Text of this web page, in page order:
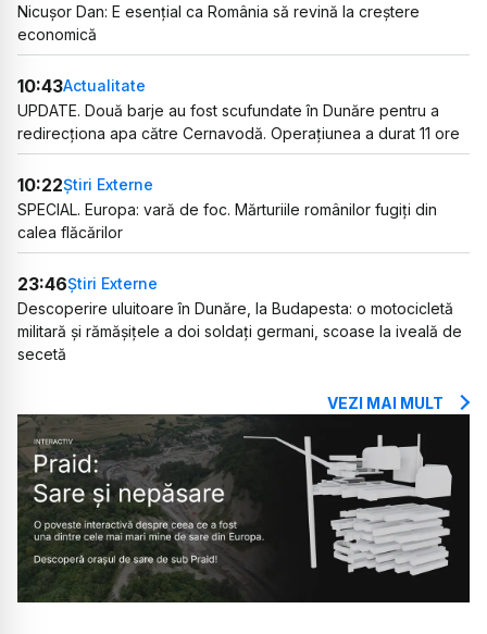
Nicușor Dan: E esențial ca România să revină la creștere
economică
10:43Actualitate
UPDATE. Două barje au fost scufundate în Dunăre pentru a
redirecționa apa către Cernavodă. Operațiunea a durat 11 ore
10:22Știri Externe
SPECIAL. Europa: vară de foc. Mărturiile românilor fugiți din
calea flăcărilor
23:46Știri Externe
Descoperire uluitoare în Dunăre, la Budapesta: o motocicletă
militară și rămășițele a doi soldați germani, scoase la iveală de
secetă
VEZI MAI MULT